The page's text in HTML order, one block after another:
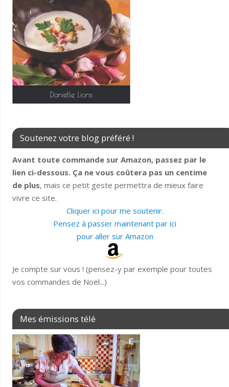
Soutenez votre blog préféré !
Avant toute commande sur Amazon, passez par le
lien ci-dessous. Ça ne vous coûtera pas un centime
de plus, mais ce petit geste permettra de mieux faire
vivre ce site.
Cliquer ici pour me soutenir.
Pensez à passer maintenant par ici
pour aller sur Amazon
Je compte sur vous ! (pensez-y par exemple pour toutes
vos commandes de Noël...)
Mes émissions télé